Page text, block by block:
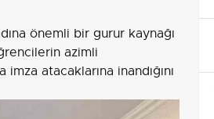
önemli bir gurur kaynağı
azimli
imza atacaklarına inandığını